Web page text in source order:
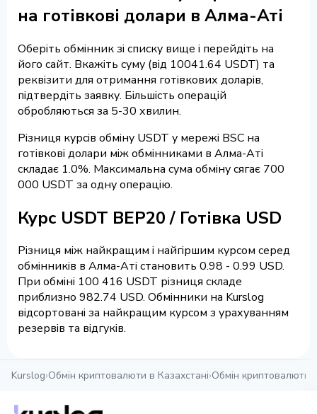
на готівкові долари в Алма-Аті
Оберіть обмінник зі списку вище і перейдіть на
його сайт. Вкажіть суму (від 10041.64 USDT) та
реквізити для отримання готівкових доларів,
підтвердіть заявку. Більшість операцій
обробляються за 5-30 хвилин.
Різниця курсів обміну USDT у мережі BSC на
готівкові долари між обмінниками в Алма-Аті
складає 1.0%. Максимальна сума обміну сягає 700
000 USDT за одну операцію.
Курс USDT BEP20 / Готівка USD
Різниця між найкращим і найгіршим курсом серед
обмінників в Алма-Аті становить 0.98 - 0.99 USD.
При обміні 100 416 USDT різниця складе
приблизно 982.74 USD. Обмінники на Kurslog
відсортовані за найкращим курсом з урахуванням
резервів та відгуків.
Kurslog›Обмін криптовалюти в Казахстані›Обмін криптовалюти